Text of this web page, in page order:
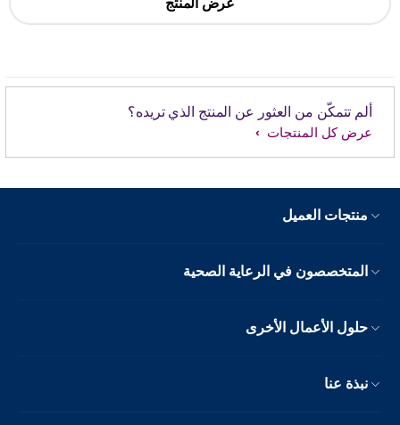
عرض المنتج
ألم تتمكّن من العثور عن المنتج الذي تريده؟
عرض كل المنتجات
منتجات العميل
المتخصصون في الرعاية الصحية
حلول الأعمال الأخرى
نبذة عنا